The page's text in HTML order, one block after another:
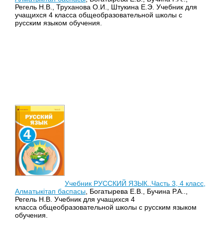
Регель Н.В., Труханова О.И., Штукина Е.Э. Учебник для
учащихся 4 класса общеобразовательной школы с
русским языком обучения.
Учебник РУССКИЙ ЯЗЫК..Часть 3, 4 класс,
Алматыкітап баспасы , Богатырева Е.В., Бучина Р.А..,
Регель Н.В. Учебник для учащихся 4
класса общеобразовательной школы с русским языком
обучения.